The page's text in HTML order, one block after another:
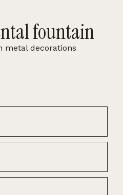
fountain
metal decorations